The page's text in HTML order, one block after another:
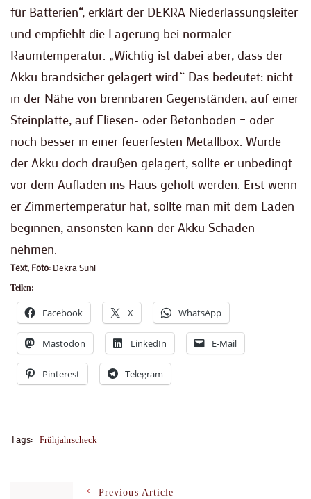
für Batterien“, erklärt der DEKRA Niederlassungsleiter
und empfiehlt die Lagerung bei normaler
Raumtemperatur. „Wichtig ist dabei aber, dass der
Akku brandsicher gelagert wird.“ Das bedeutet: nicht
in der Nähe von brennbaren Gegenständen, auf einer
Steinplatte, auf Fliesen- oder Betonboden – oder
noch besser in einer feuerfesten Metallbox. Wurde
der Akku doch draußen gelagert, sollte er unbedingt
vor dem Aufladen ins Haus geholt werden. Erst wenn
er Zimmertemperatur hat, sollte man mit dem Laden
beginnen, ansonsten kann der Akku Schaden
nehmen.
Text, Foto: Dekra Suhl
Teilen:
Facebook X WhatsApp
Mastodon LinkedIn E-Mail
Pinterest Telegram
Tags: Frühjahrscheck
Previous Article